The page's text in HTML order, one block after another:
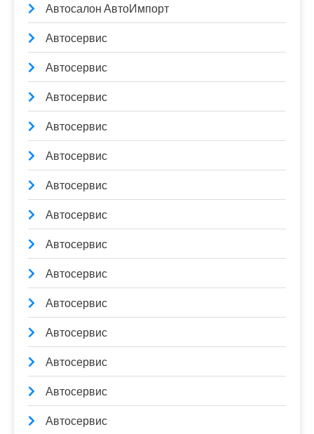
Автосалон АвтоИмпорт
Автосервис
Автосервис
Автосервис
Автосервис
Автосервис
Автосервис
Автосервис
Автосервис
Автосервис
Автосервис
Автосервис
Автосервис
Автосервис
Автосервис